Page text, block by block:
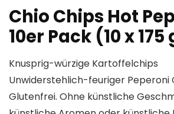
Chio Chips Hot
10er Pack (10 x 175
Knusprig-würzige Kartoffelchips
Unwiderstehlich-feuriger Peperoni
Glutenfrei. Ohne künstliche